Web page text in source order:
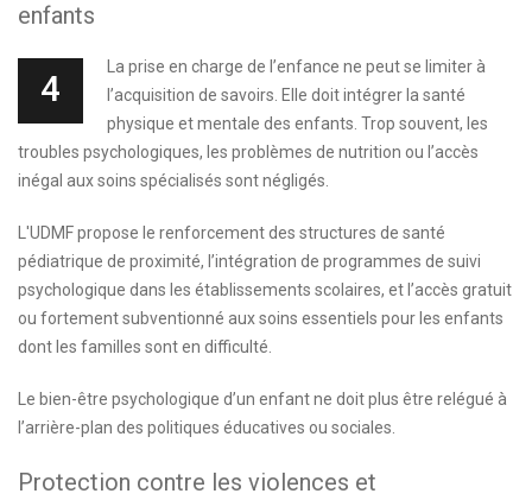
enfants
4
La prise en charge de l’enfance ne peut se limiter à
l’acquisition de savoirs. Elle doit intégrer la santé
physique et mentale des enfants. Trop souvent, les
troubles psychologiques, les problèmes de nutrition ou l’accès
inégal aux soins spécialisés sont négligés.
L'UDMF propose le renforcement des structures de santé
pédiatrique de proximité, l’intégration de programmes de suivi
psychologique dans les établissements scolaires, et l’accès gratuit
ou fortement subventionné aux soins essentiels pour les enfants
dont les familles sont en difficulté.
Le bien-être psychologique d’un enfant ne doit plus être relégué à
l’arrière-plan des politiques éducatives ou sociales.
Protection contre les violences et